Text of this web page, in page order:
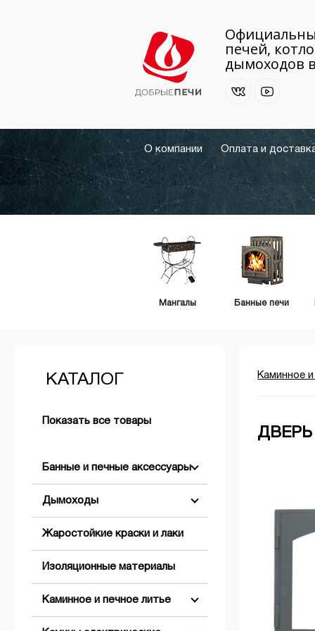
печей,
дымоходов
О компании Оплата и
Мангалы Банные печи
КАТАЛОГ
Показать все товары
Банные и печные аксессуары
Аксессуары для розжига
Бондарные изделия
Абажуры
Двери банные
Дымоходы
Двустенные (Сэндвич)
Коническое окончание
Оголовки
Комплектующие для дымохода
Заглушки
Жаростойкие краски и лаки
Изоляционные материалы
Каминное и печное литье
Каминное
ДВЕРЬ